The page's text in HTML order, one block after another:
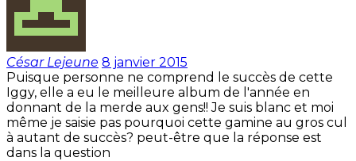
César Lejeune 8 janvier 2015
Puisque personne ne comprend le succès de cette
Iggy, elle a eu le meilleure album de l'année en
donnant de la merde aux gens!! Je suis blanc et moi
même je saisie pas pourquoi cette gamine au gros cul
à autant de succès? peut-être que la réponse est
dans la question